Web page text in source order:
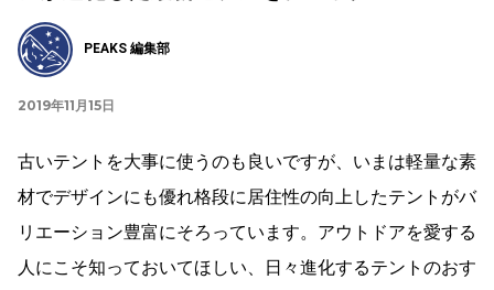
PEAKS 編集部
2019年11月15日
古いテントを大事に使うのも良いですが、いまは軽量な素
材でデザインにも優れ格段に居住性の向上したテントがバ
リエーション豊富にそろっています。アウトドアを愛する
人にこそ知っておいてほしい、日々進化するテントのおす